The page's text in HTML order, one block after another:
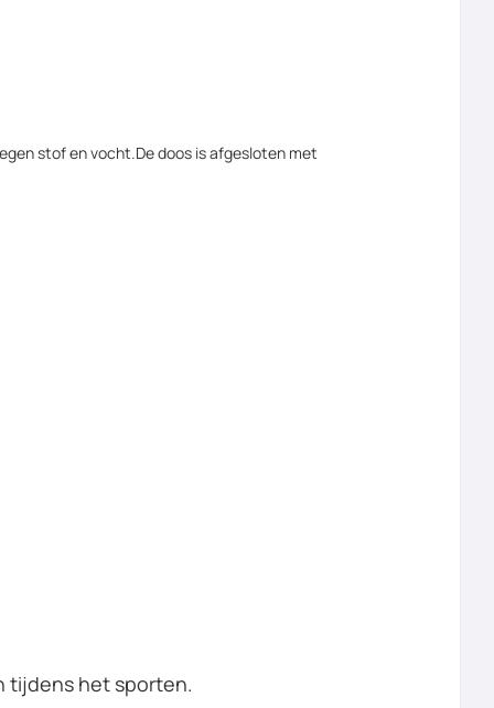
stof en vocht.De doos is afgesloten met
tijdens het sporten.